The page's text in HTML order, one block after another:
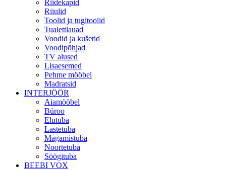
Riidekapid
Riiulid
Toolid ja tugitoolid
Tualettlauad
Voodid ja kušetid
Voodipõhjad
TV alused
Lisaesemed
Pehme mööbel
Madratsid
INTERJÖÖR
Aiamööbel
Büroo
Elutuba
Lastetuba
Magamistuba
Noortetuba
Söögituba
BEEBI VOX